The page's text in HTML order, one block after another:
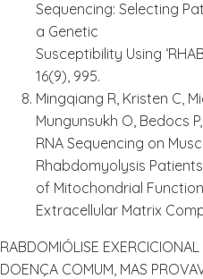
Sequencing: Selecting
a Genetic
Susceptibility Using
16(9), 995.
Mingqiang R, Kristen C,
Mungunsukh O, Bedocs
RNA Sequencing on
Rhabdomyolysis
of Mitochondrial
Extracellular Matrix
RABDOMIÓLISE
DOENÇA COMUM, MAS